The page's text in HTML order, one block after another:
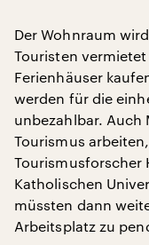
Der Wohnraum
Touristen
Ferienhäuser
werden für die
unbezahlbar. Auch
Tourismus
Tourismusforscher
Katholischen
müssten dann
Arbeitsplatz zu